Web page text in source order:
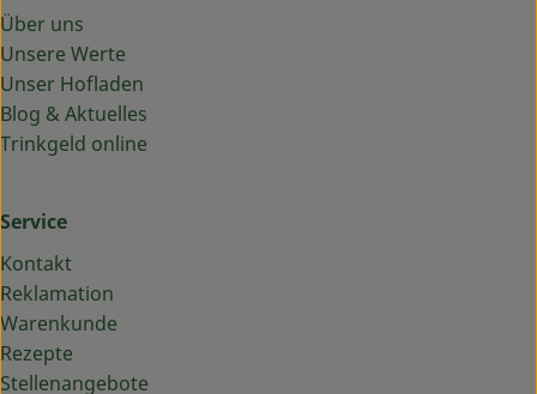
Über uns
Unsere Werte
Unser Hofladen
Blog & Aktuelles
Trinkgeld online
Service
Kontakt
Reklamation
Warenkunde
Rezepte
Stellenangebote